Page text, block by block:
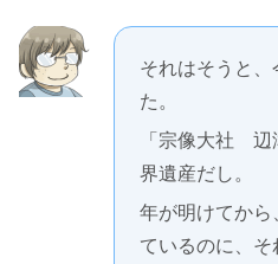
それはそうと、
た。
「宗像大社 辺
界遺産だし。
年が明けてから
ているのに、そ